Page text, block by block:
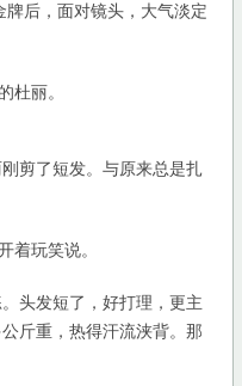
后，面对镜头，大气淡定
丽。
剪了短发。与原来总是扎
玩笑说。
头发短了，好打理，更主
斤重，热得汗流浃背。那